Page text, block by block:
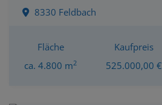
8330 Feldbach
Fläche
ca. 4.800 m2
Kaufpreis
525.000,00 €